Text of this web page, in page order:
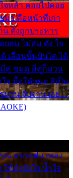
จหล้า คอยไปคอย
มา คือหน้าที่เก่า
น ดั่งถูกประหาร
ยลม ไม่สม ดัง ใจ
เลื่อนขั้นบันได ได้
มีคู่ ซมดู มีคู่ก็ม่วน
จ มื้อใด๋หนอ สิเป็น
มาน จับจาน เอย…
ณ จากแฟน เพลง
ให้กำลังใจ น้ำใจ